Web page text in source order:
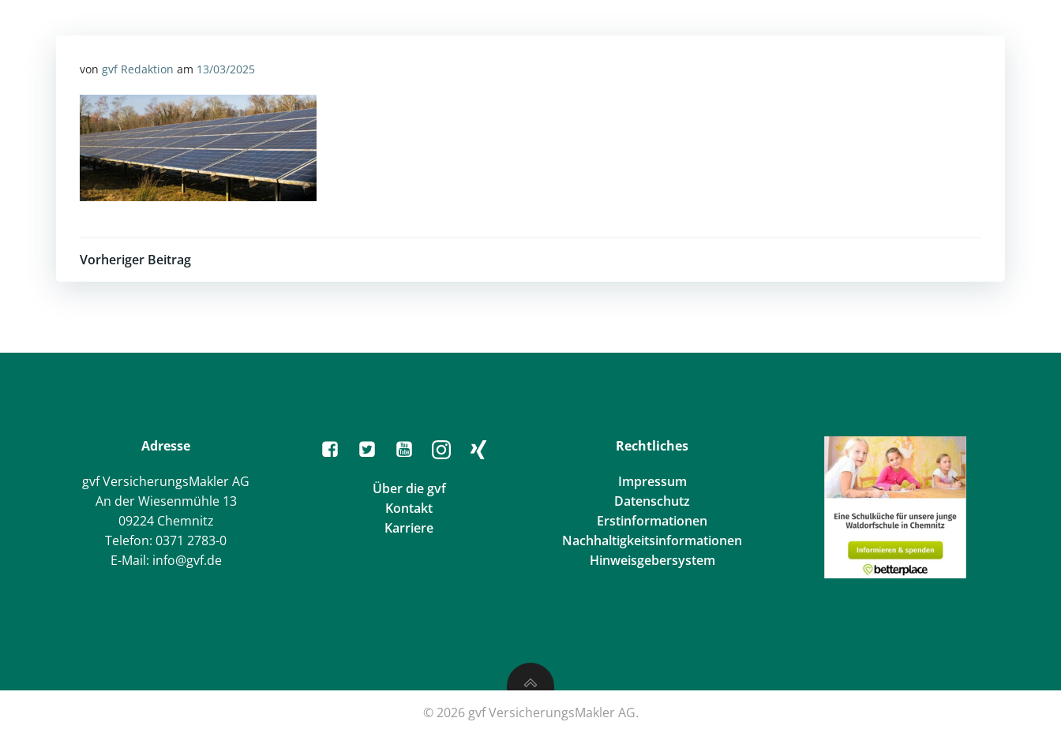
von gvf Redaktion am 13/03/2025
Post
Vorheriger Beitrag
Adresse
gvf VersicherungsMakler AG
An der Wiesenmühle 13
09224 Chemnitz
Telefon: 0371 2783-0
E-Mail: info@gvf.de
Über die gvf
Kontakt
Karriere
Rechtliches
Impressum
Datenschutz
Erstinformationen
Nachhaltigkeitsinformationen
Hinweisgebersystem
© 2026 gvf VersicherungsMakler AG.